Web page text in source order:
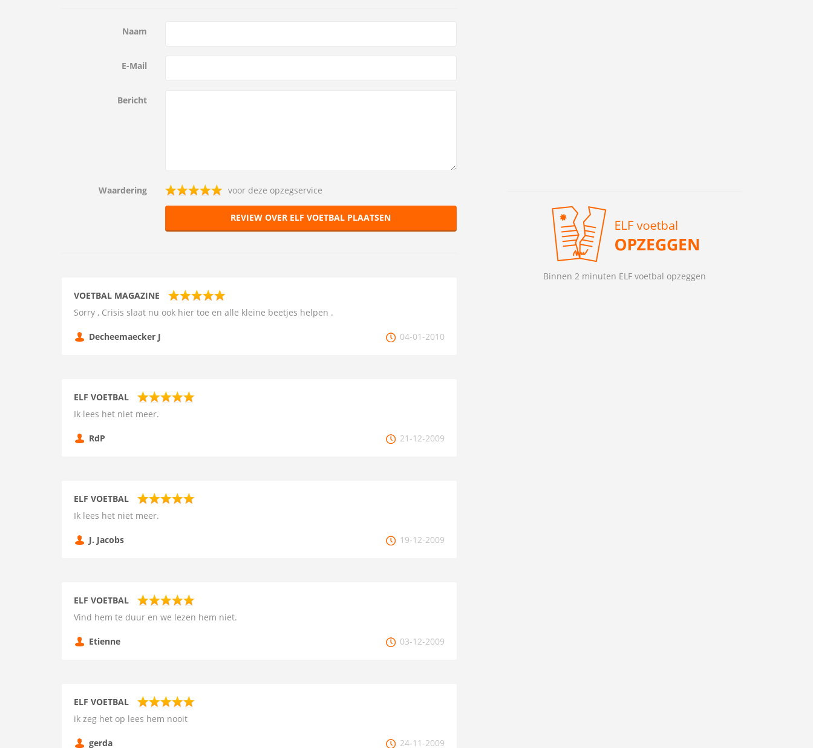
Naam
E-Mail
Bericht
Waardering voor deze opzegservice
REVIEW OVER ELF VOETBAL PLAATSEN
VOETBAL MAGAZINE
Sorry , Crisis slaat nu ook hier toe en alle kleine beetjes helpen .
Decheemaecker J 04-01-2010
ELF VOETBAL
Ik lees het niet meer.
RdP 21-12-2009
ELF VOETBAL
Ik lees het niet meer.
J. Jacobs 19-12-2009
ELF VOETBAL
Vind hem te duur en we lezen hem niet.
Etienne 03-12-2009
ELF VOETBAL
ik zeg het op lees hem nooit
gerda 24-11-2009
Binnen 2 minuten ELF voetbal opzeggen